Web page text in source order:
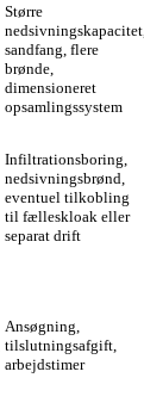
Større
nedsivningskapacitet,
sandfang, flere
brønde,
dimensioneret
opsamlingssystem
Infiltrationsboring,
nedsivningsbrønd,
eventuel tilkobling
til fælleskloak eller
separat drift
Ansøgning,
tilslutningsafgift,
arbejdstimer